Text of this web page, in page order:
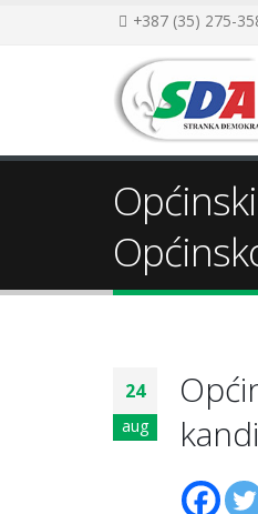
+387 (35) 275-
24
aug